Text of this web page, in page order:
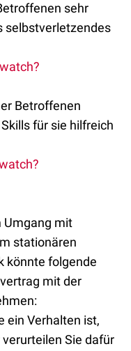
sehr
selbstverletzendes
Betroffenen
für sie hilfreich
Umgang mit
stationären
könnte folgende
mit der
ein Verhalten ist,
Sie dafür